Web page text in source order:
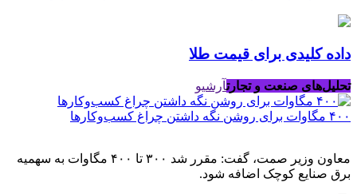
داده کلیدی برای قیمت طلا
تحلیل‌های صنعت و تجارتآرشیو
۴۰۰ مگاوات برای روشن نگه داشتن چراغ کسب‌وکار‌ها
معاون وزیر صمت، گفت: مقرر شد ۳۰۰ تا ۴۰۰ مگاوات به سهمیه
برق صنایع کوچک اضافه شود.